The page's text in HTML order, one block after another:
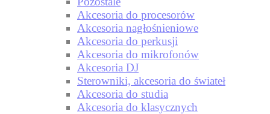
Akcesoria do procesorów
Akcesoria nagłośnieniowe
Akcesoria do perkusji
Akcesoria do mikrofonów
Akcesoria DJ
Sterowniki, akcesoria do świateł
Akcesoria do studia
Akcesoria do klasycznych